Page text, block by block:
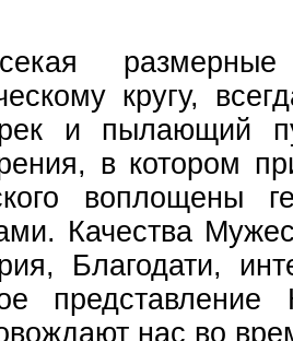
кругу,
и пылающий
в котором
воплощены
Качества
Благодати,
нас во